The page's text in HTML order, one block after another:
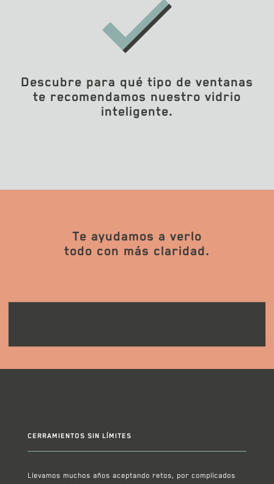
Descubre para qué tipo de ventanas
te recomendamos nuestro vidrio
inteligente.
Te ayudamos a verlo
todo con más claridad.
CERRAMIENTOS SIN LÍMITES
Llevamos muchos años aceptando retos, por complicados